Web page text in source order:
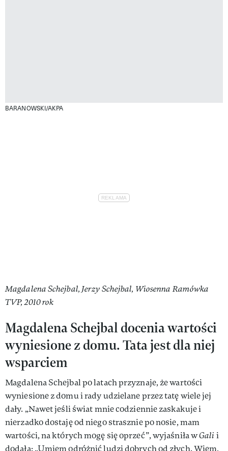
BARANOWSKI/AKPA
Magdalena Schejbal, Jerzy Schejbal, Wiosenna Ramówka
TVP, 2010 rok
Magdalena Schejbal docenia wartości
wyniesione z domu. Tata jest dla niej
wsparciem
Magdalena Schejbal po latach przyznaje, że wartości
wyniesione z domu i rady udzielane przez tatę wiele jej
dały. „Nawet jeśli świat mnie codziennie zaskakuje i
nierzadko dostaję od niego strasznie po nosie, mam
wartości, na których mogę się oprzeć”, wyjaśniła wGali i
dodała: „Umiem odróżnić ludzi dobrych od złych. Wiem,